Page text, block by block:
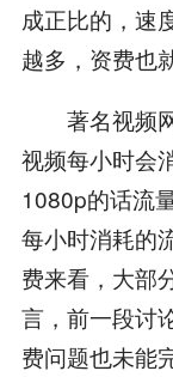
成正比的，速
越多，资费也
著名视频网
视频每小时会
1080p的话流
每小时消耗的
费来看，大部
言，前一段讨
费问题也未能